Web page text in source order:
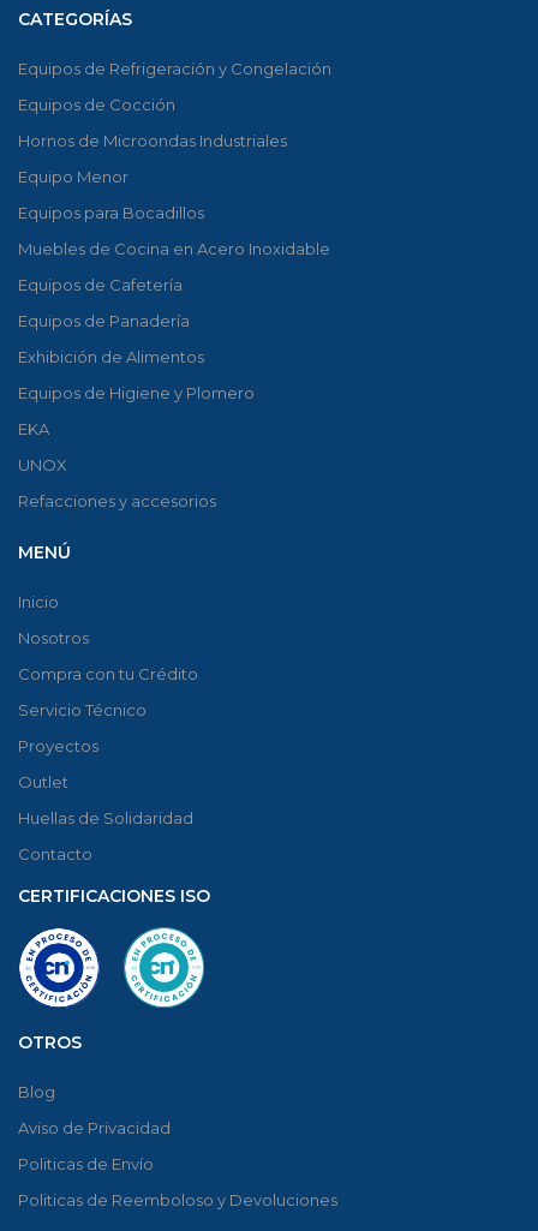
CATEGORÍAS
Equipos de Refrigeración y Congelación
Equipos de Cocción
Hornos de Microondas Industriales
Equipo Menor
Equipos para Bocadillos
Muebles de Cocina en Acero Inoxidable
Equipos de Cafetería
Equipos de Panadería
Exhibición de Alimentos
Equipos de Higiene y Plomero
EKA
UNOX
Refacciones y accesorios
MENÚ
Inicio
Nosotros
Compra con tu Crédito
Servicio Técnico
Proyectos
Outlet
Huellas de Solidaridad
Contacto
CERTIFICACIONES ISO
OTROS
Blog
Aviso de Privacidad
Politicas de Envío
Politicas de Reemboloso y Devoluciones